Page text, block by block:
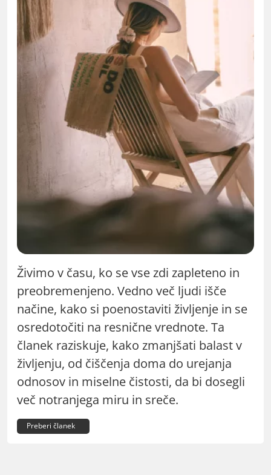
Živimo v času, ko se vse zdi zapleteno in
preobremenjeno. Vedno več ljudi išče
načine, kako si poenostaviti življenje in se
osredotočiti na resnične vrednote. Ta
članek raziskuje, kako zmanjšati balast v
življenju, od čiščenja doma do urejanja
odnosov in miselne čistosti, da bi dosegli
več notranjega miru in sreče.
Preberi članek